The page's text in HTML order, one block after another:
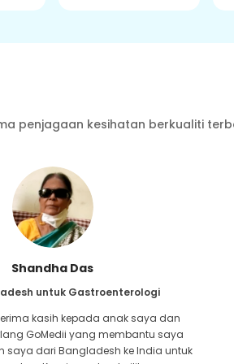
penjagaan kesihatan berkualiti
Furkanul Islam
untuk Pemindahan Buah Pinggang
semua harapan bahawa saya
apa-apa jenis rawatan untuk
saya. Ia hanya selepas saya